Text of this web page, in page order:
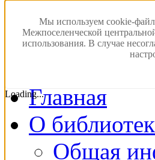
Мы используем cookie-
Межпоселенческой
использования. В случае
Loading...
Версия для
ПОИСК В
Главная
О
Общая